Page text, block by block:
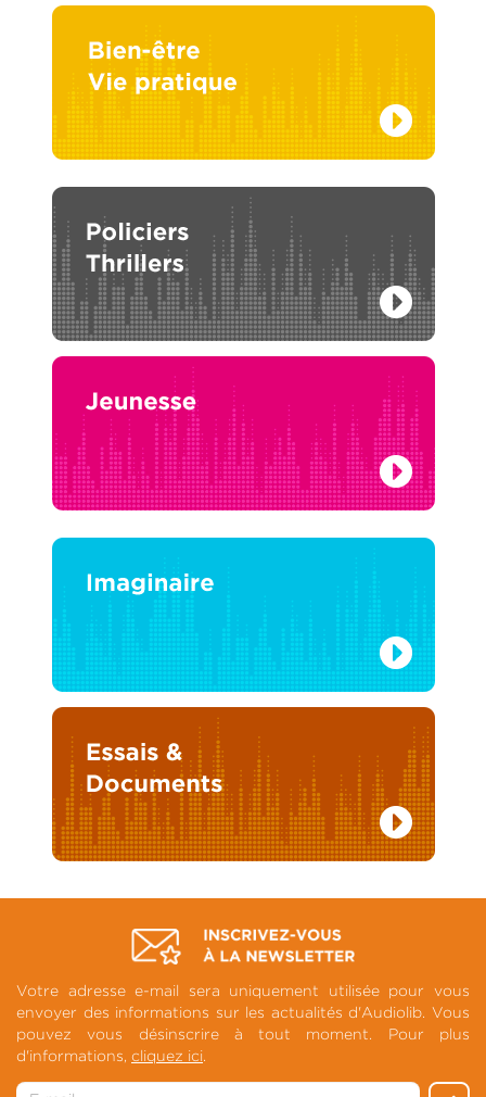
Votre adresse e-mail sera uniquement utilisée pour vous
envoyer des informations sur les actualités d'Audiolib. Vous
pouvez vous désinscrire à tout moment. Pour plus
d'informations, cliquez ici.